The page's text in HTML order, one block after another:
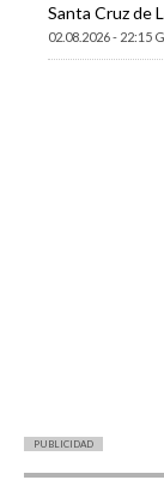
Santa Cruz de
02.08.2026 - 22:15
PUBLICIDAD